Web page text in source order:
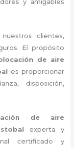
y amigables
clientes,
El propósito
de aire
es proporcionar
disposición,
de aire
experta y
certificado y